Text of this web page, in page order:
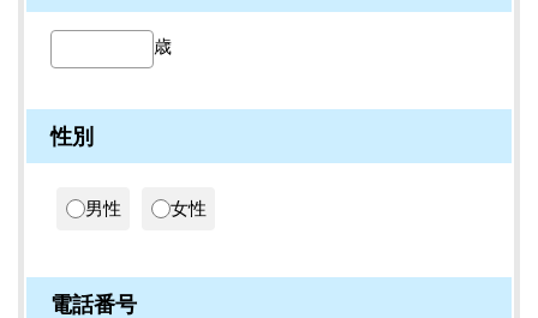
歳
性別
男性 女性
電話番号